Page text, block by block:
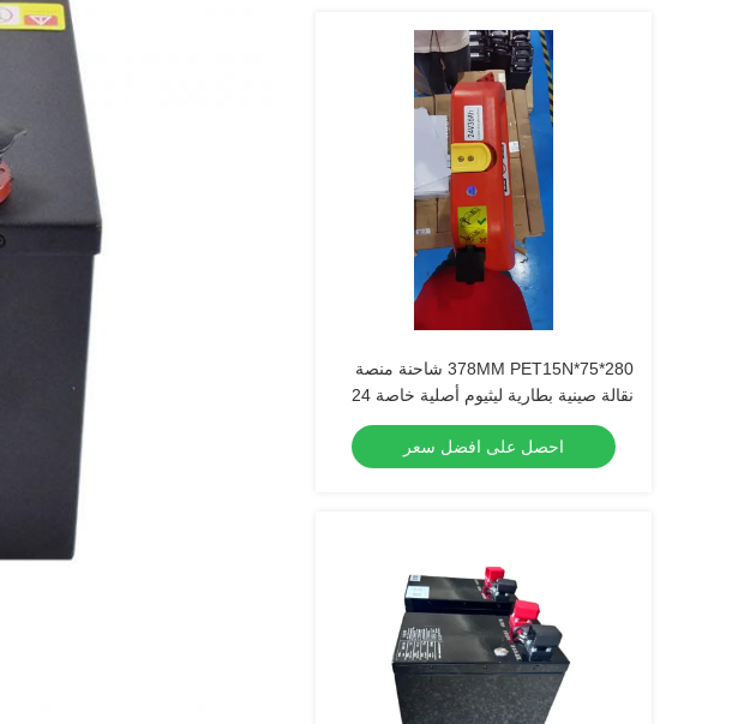
280*75*378MM PET15N شاحنة منصة
نقالة صينية بطارية ليثيوم أصلية خاصة 24
فولت 36 أمبير
احصل على افضل سعر